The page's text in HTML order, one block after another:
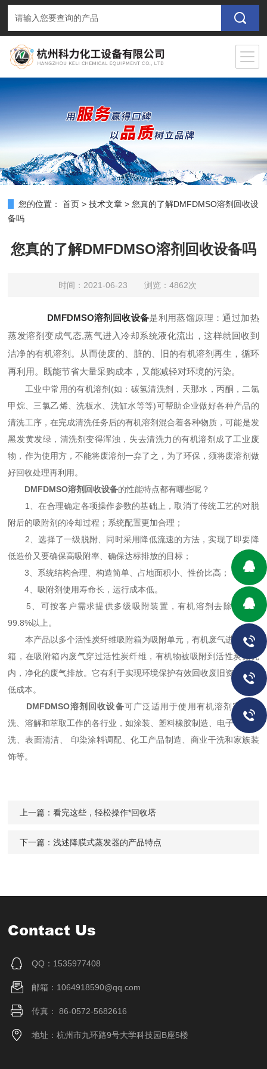
您的位置： 首页 >技术文章 >您真的了解DMFDMSO溶剂回收设
备吗
您真的了解DMFDMSO溶剂回收设备吗
时间：2021-06-23 浏览：4862次
DMFDMSO溶剂回收设备是利用蒸馏原理：通过加热
蒸发溶剂变成气态,蒸气进入冷却系统液化流出，这样就回收到
洁净的有机溶剂。从而使废的、脏的、旧的有机溶剂再生，循环
再利用。既能节省大量采购成本，又能减轻对环境的污染。
工业中常用的有机溶剂(如：碳氢清洗剂，天那水，丙酮，二氯
甲烷、三氯乙烯、洗板水、洗缸水等等)可帮助企业做好各种产品的
清洗工序，在完成清洗任务后的有机溶剂混合着各种物质，可能是发
黑发黄发绿，清洗剂变得浑浊，失去清洗力的有机溶剂成了工业废
物，作为使用方，不能将废溶剂一弃了之，为了环保，须将废溶剂做
好回收处理再利用。
DMFDMSO溶剂回收设备的性能特点都有哪些呢？
1、在合理确定各项操作参数的基础上，取消了传统工艺的对脱
附后的吸附剂的冷却过程；系统配置更加合理；
2、选择了一级脱附、同时采用降低流速的方法，实现了即要降
低造价又要确保高吸附率、确保达标排放的目标；
3、系统结构合理、构造简单、占地面积小、性价比高；
4、吸附剂使用寿命长，运行成本低。
5、可按客户需求提供多级吸附装置，有机溶剂去除率可达
99.8%以上。
本产品以多个活性炭纤维吸附箱为吸附单元，有机废气进入吸附
箱，在吸附箱内废气穿过活性炭纤维，有机物被吸附到活性炭微孔
内，净化的废气排放。它有利于实现环境保护有效回收废旧资源，降
低成本。
DMFDMSO溶剂回收设备可广泛适用于使用有机溶剂完成清
洗、溶解和萃取工作的各行业，如涂装、塑料橡胶制造、电子零件清
洗、表面清洁、 印染涂料调配、化工产品制造、商业干洗和家族装
饰等。
上一篇：看完这些，轻松操作*回收塔
下一篇：浅述降膜式蒸发器的产品特点
Contact Us
QQ：1535977408
邮箱：1064918590@qq.com
传真： 86-0572-5682616
地址：杭州市九环路9号大学科技园B座5楼